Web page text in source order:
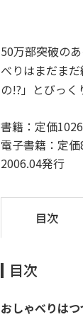
50万部突破の
べりはまだま
の!?」とびっく
書籍：定価
電子書籍：定
2006.04発行
目次
目次
おしゃべりはつ